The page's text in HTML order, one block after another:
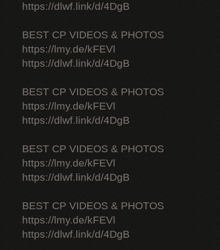
https://dlwf.link/d/4DgB
BEST CP VIDEOS & PHOTOS
https://lmy.de/kFEVl
https://dlwf.link/d/4DgB
BEST CP VIDEOS & PHOTOS
https://lmy.de/kFEVl
https://dlwf.link/d/4DgB
BEST CP VIDEOS & PHOTOS
https://lmy.de/kFEVl
https://dlwf.link/d/4DgB
BEST CP VIDEOS & PHOTOS
https://lmy.de/kFEVl
https://dlwf.link/d/4DgB